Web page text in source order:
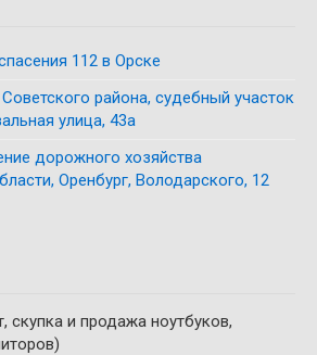
112 в Орске
района, судебный участок
улица, 43а
дорожного хозяйства
Оренбург, Володарского, 12
скупка и продажа ноутбуков,